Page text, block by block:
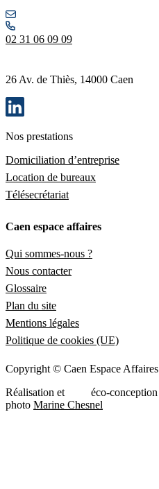
02 31 06 09 09
26 Av. de Thiès, 14000 Caen
Nos prestations
Domiciliation d’entreprise
Location de bureaux
Télésecrétariat
Caen espace affaires
Qui sommes-nous ?
Nous contacter
Glossaire
Plan du site
Mentions légales
Politique de cookies (UE)
Copyright © Caen Espace Affaires
Réalisation et
éco-conception
photo Marine Chesnel